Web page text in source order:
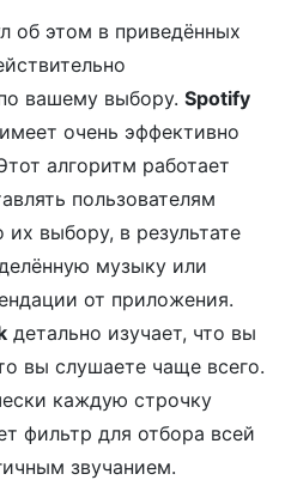
об этом в приведённых
вашему выбору. Spotify
очень эффективно
алгоритм работает
пользователям
выбору, в результате
музыку или
от приложения.
детально изучает, что вы
вы слушаете чаще всего.
каждую строчку
фильтр для отбора всей
звучанием.